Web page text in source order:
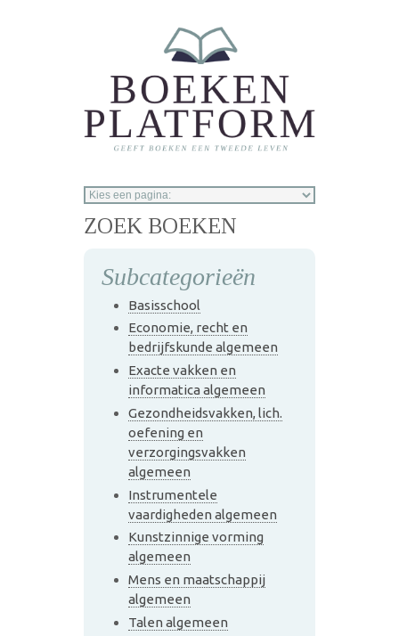
ZOEK BOEKEN
Subcategorieën
Basisschool
Economie, recht en
bedrijfskunde algemeen
Exacte vakken en
informatica algemeen
Gezondheidsvakken, lich.
oefening en
verzorgingsvakken
algemeen
Instrumentele
vaardigheden algemeen
Kunstzinnige vorming
algemeen
Mens en maatschappij
algemeen
Talen algemeen